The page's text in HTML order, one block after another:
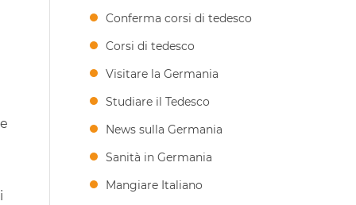
Conferma corsi di tedesco
Corsi di tedesco
Visitare la Germania
Studiare il Tedesco
News sulla Germania
Sanità in Germania
Mangiare Italiano